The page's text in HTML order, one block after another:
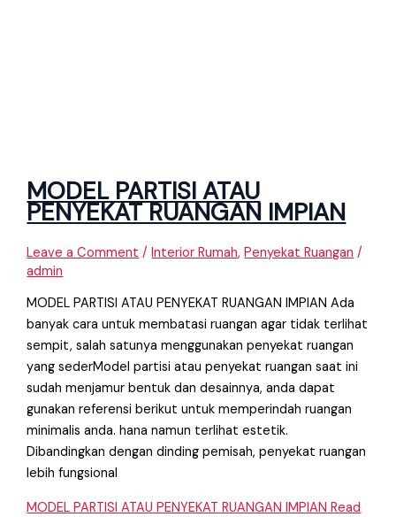
MODEL PARTISI ATAU
PENYEKAT RUANGAN IMPIAN
Leave a Comment /Interior Rumah,Penyekat Ruangan /
admin
MODEL PARTISI ATAU PENYEKAT RUANGAN IMPIAN Ada
banyak cara untuk membatasi ruangan agar tidak terlihat
sempit, salah satunya menggunakan penyekat ruangan
yang sederModel partisi atau penyekat ruangan saat ini
sudah menjamur bentuk dan desainnya, anda dapat
gunakan referensi berikut untuk memperindah ruangan
minimalis anda. hana namun terlihat estetik.
Dibandingkan dengan dinding pemisah, penyekat ruangan
lebih fungsional
MODEL PARTISI ATAU PENYEKAT RUANGAN IMPIAN Read